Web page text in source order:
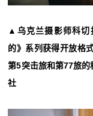
▲乌克兰摄影师科切
的》系列获得开放格
第5突击旅和第77旅的
社